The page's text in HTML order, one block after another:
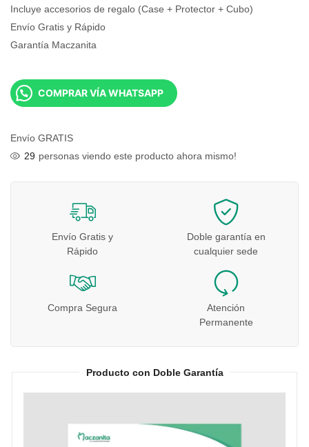
Incluye accesorios de regalo (Case + Protector + Cubo)
Envío Gratis y Rápido
Garantía Maczanita
COMPRAR VÍA WHATSAPP
Envío GRATIS
29 personas viendo este producto ahora mismo!
Envío Gratis y
Rápido
Doble garantía en
cualquier sede
Compra Segura
Atención
Permanente
Producto con Doble Garantía